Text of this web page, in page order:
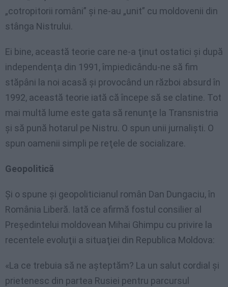
„cotropitorii români” şi ne-au „unit” cu moldovenii din
stânga Nistrului.
Ei bine, această teorie care ne-a ţinut ostatici şi după
independenţa din 1991, împiedicându-ne să fim
stăpâni la noi acasă şi provocând un război absurd în
1992, această teorie iată că începe să se clatine. Tot
mai multă lume este gata să renunţe la Transnistria
şi să pună hotarul pe Nistru. O spun unii jurnalişti. O
spun oamenii simpli pe reţele de socializare.
Geopolitică
Şi o spune şi geopoliticianul român Dan Dungaciu, în
România Liberă. Iată ce afirmă fostul consilier al
Preşedintelui moldovean Mihai Ghimpu cu privire la
recentele evoluţii a situaţiei din Republica Moldova:
«La ce trebuia să ne aşteptăm? La un salut cordial şi
prietenesc din partea Rusiei pentru parcursul